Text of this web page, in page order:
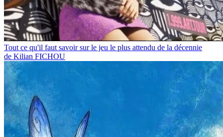
Tout ce qu'il faut savoir sur le jeu le plus attendu de la décennie
de Kilian FICHOU